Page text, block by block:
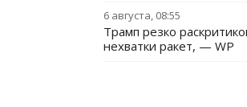
6 августа, 08:55
Трамп резко
нехватки ракет, — WP